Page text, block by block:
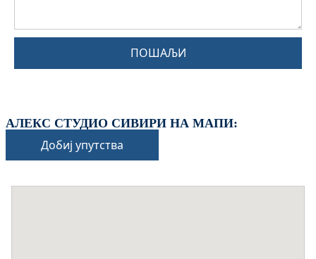
ПОШАЉИ
АЛЕКС СТУДИО СИВИРИ НА МАПИ:
Добиј упутства